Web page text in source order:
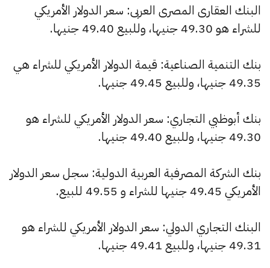
البنك العقارى المصرى العربى: سعر الدولار الأمريكي
للشراء هو 49.30 جنيها، وللبيع 49.40 جنيها.
بنك التنمية الصناعية: قيمة الدولار الأمريكي للشراء هي
49.35 جنيها، وللبيع 49.45 جنيها.
بنك أبوظبي التجاري: سعر الدولار الأمريكي للشراء هو
49.30 جنيها، وللبيع 49.40 جنيها.
بنك الشركة المصرفية العربية الدولية: سجل سعر الدولار
الأمريكي 49.45 جنيها للشراء و 49.55 للبيع.
البنك التجاري الدولي: سعر الدولار الأمريكي للشراء هو
49.31 جنيها، وللبيع 49.41 جنيها.